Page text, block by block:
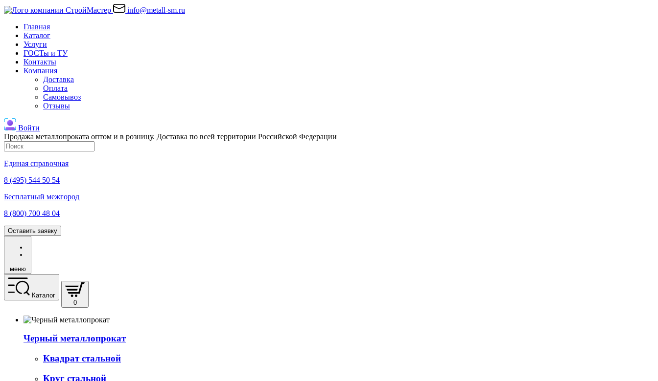
info@metall-sm.ru
Главная
Каталог
Услуги
ГОСТы и ТУ
Контакты
Компания
Доставка
Оплата
Самовывоз
Отзывы
Войти
Продажа металлопроката оптом и в розницу. Доставка по всей территории Российской Федерации
Единая справочная
8 (495) 544 50 54
Бесплатный межгород
8 (800) 700 48 04
Оставить заявку
меню
Каталог
0
Черный металлопрокат
Квадрат стальной
Круг стальной